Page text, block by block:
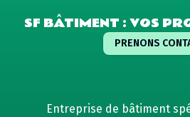
SF BÂTIMENT : VOS
PRENONS
Entreprise de bâtiment